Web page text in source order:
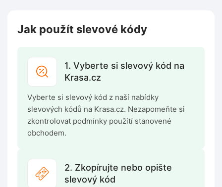
Jak použít slevové kódy
1. Vyberte si slevový kód na
Krasa.cz
Vyberte si slevový kód z naší nabídky
slevových kódů na Krasa.cz. Nezapomeňte si
zkontrolovat podmínky použití stanovené
obchodem.
2. Zkopírujte nebo opište
slevový kód